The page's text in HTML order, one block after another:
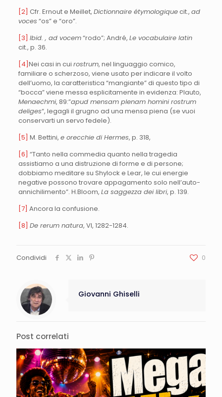
[2] Cfr. Ernout e Meillet, Dictionnaire étymologiquecit., ad
voces “os” e “oro”.
[3] Ibid. , ad vocem“rodo”; André, Le vocabulaire latin
cit., p. 36.
[4]Nei casi in cui rostrum, nel linguaggio comico,
familiare o scherzoso, viene usato per indicare il volto
dell’uomo, la caratteristica “mangiante” di questo tipo di
“bocca” viene messa esplicitamente in evidenza: Plauto,
Menaechmi, 89:”apud mensam plenam homini rostrum
deliges“, legagli il grugno ad una mensa piena (se vuoi
conservarti un servo fedele).
[5] M. Bettini, e orecchie di Hermes, p. 318,
[6] “Tanto nella commedia quanto nella tragedia
assistiamo a una distruzione di forme e di persone;
dobbiamo meditare su Shylock e Lear, le cui energie
negative possono trovare appagamento solo nell’auto-
annichilimento”. H.Bloom, La saggezza dei libri, p. 139.
[7] Ancora la confusione.
[8] De rerum natura, VI, 1282-1284.
Condividi 0
Giovanni Ghiselli
Post correlati